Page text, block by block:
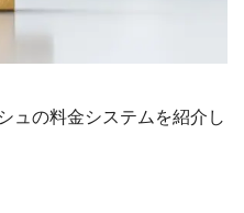
ュの料金システムを紹介し